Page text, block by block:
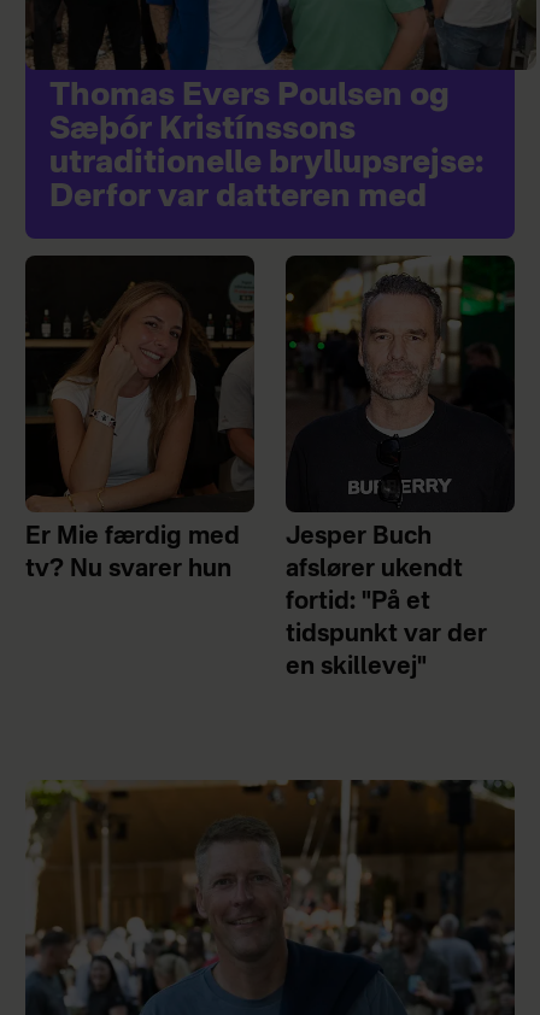
Thomas Evers Poulsen og
Sæþór Kristínssons
utraditionelle bryllupsrejse:
Derfor var datteren med
Er Mie færdig med
tv? Nu svarer hun
Jesper Buch
afslører ukendt
fortid: "På et
tidspunkt var der
en skillevej"